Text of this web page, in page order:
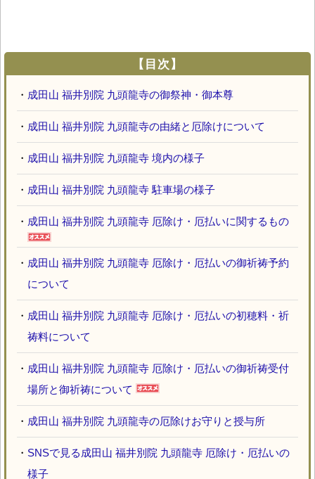
【目次】
・ 成田山 福井別院 九頭龍寺の御祭神・御本尊
・ 成田山 福井別院 九頭龍寺の由緒と厄除けについて
・ 成田山 福井別院 九頭龍寺 境内の様子
・ 成田山 福井別院 九頭龍寺 駐車場の様子
・ 成田山 福井別院 九頭龍寺 厄除け・厄払いに関するもの
・ 成田山 福井別院 九頭龍寺 厄除け・厄払いの御祈祷予約
について
・ 成田山 福井別院 九頭龍寺 厄除け・厄払いの初穂料・祈
祷料について
・ 成田山 福井別院 九頭龍寺 厄除け・厄払いの御祈祷受付
場所と御祈祷について
・ 成田山 福井別院 九頭龍寺の厄除けお守りと授与所
・ SNSで見る成田山 福井別院 九頭龍寺 厄除け・厄払いの
様子